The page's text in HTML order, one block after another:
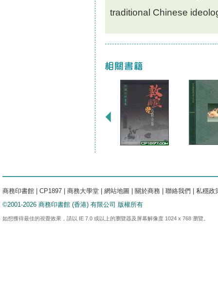
traditional Chinese
商務印書館 CP1897 商務大學堂 網站地圖 關於商務 聯絡我們
私穩政
©2001-2026 商務印書館 (香港) 有限公司 版權所有
如想獲得最佳的視覺效果，請以 IE 7.0 或以上的瀏覽器及屏幕解像度 1024 x 768 瀏覽。